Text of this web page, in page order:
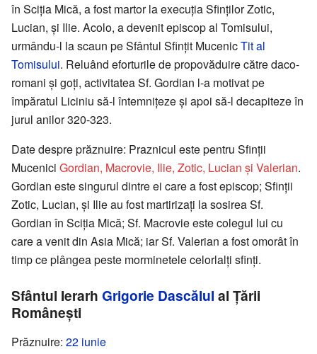
în Sciția Mică, a fost martor la execuția Sfinților Zotic,
Lucian, și Ilie. Acolo, a devenit episcop al Tomisului,
urmându-l la scaun pe Sfântul Sfințit MucenicTit al
Tomisului. Reluând eforturile de propovăduire către daco-
romani și goți, activitatea Sf. Gordian l-a motivat pe
împăratul Liciniu să-l întemnițeze și apoi să-l decapiteze în
jurul anilor 320-323.
Date despre prăznuire: Praznicul este pentru Sfinții
Mucenici Gordian, Macrovie, Ilie, Zotic, Lucian și Valerian.
Gordian este singurul dintre ei care a fost episcop; Sfinții
Zotic, Lucian, și Ilie au fost martirizați la sosirea Sf.
Gordian în Sciția Mică; Sf. Macrovie este colegul lui cu
care a venit din Asia Mică; iar Sf. Valerian a fost omorât în
timp ce plângea peste morminetele celorlalți sfinți.
Sfântul Ierarh Grigorie Dascălul al Țării
Românești
Prăznuire: 22 iunie